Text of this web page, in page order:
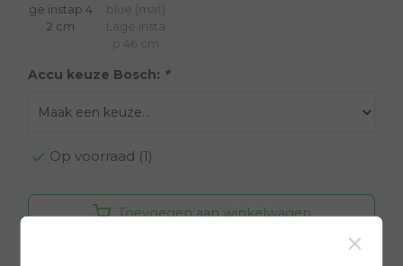
ge instap 4
2 cm
blue (mat)
Lage insta
p 46 cm
Accu keuze Bosch: *
Op voorraad (1)
Toevoegen aan winkelwagen
×